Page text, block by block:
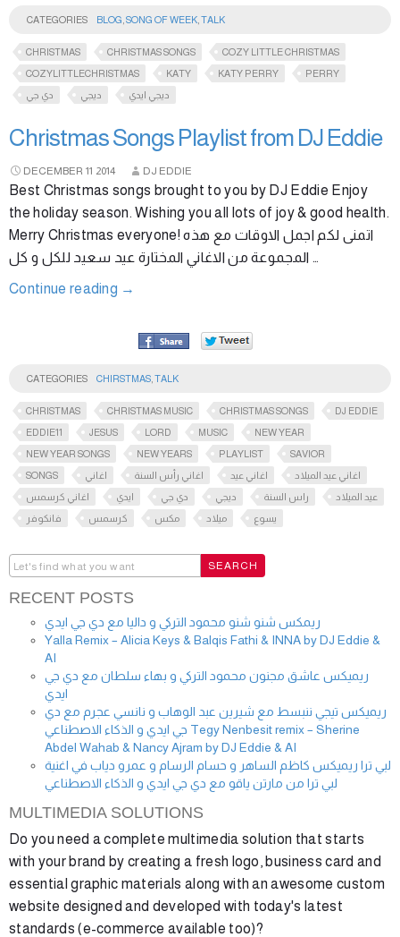
CATEGORIES BLOG SONG OF WEEK TALK
CHRISTMAS CHRISTMAS SONGS
COZY LITTLE CHRISTMAS
COZYLITTLECHRISTMAS
KATY KATY PERRY
PERRY
دي جي
ديجي ديجي ايدي
Christmas Songs Playlist from DJ Eddie
DECEMBER 11 2014 DJ EDDIE
Best Christmas songs brought to you by DJ Eddie Enjoy
the holiday season. Wishing you all lots of joy & good health.
Merry Christmas everyone! اتمنى لكم اجمل الاوقات مع هذه
المجموعة من الاغاني المختارة عيد سعيد للكل و كل …
Continue reading →
CATEGORIES CHIRSTMAS TALK
CHRISTMAS CHRISTMAS MUSIC CHRISTMAS SONGS
DJ EDDIE
EDDIE11
JESUS LORD MUSIC
NEW YEAR
NEW YEAR SONGS
NEW YEARS PLAYLIST
SAVIOR
SONGS
اغاني اغاني رأس السنة اغاني عيد
اغاني عيد الميلاد
اغاني كرسمس
ايدي دي جي ديجي راس السنة
عيد الميلاد
فانكوفر
كرسمس مكس ميلاد يسوع
RECENT POSTS
ريمكس شنو شنو محمود التركي و داليا مع دي جي ايدي
Yalla Remix – Alicia Keys & Balqis Fathi & INNA by DJ Eddie &
AI
ريميكس عاشق مجنون محمود التركي و بهاء سلطان مع دي جي
ايدي
ريميكس تيجي ننبسط مع شيرين عبد الوهاب و نانسي عجرم مع دي
جي ايدي و الذكاء الاصطناعي Tegy Nenbesit remix – Sherine
Abdel Wahab & Nancy Ajram by DJ Eddie & AI
لبي ترا ريميكس كاظم الساهر و حسام الرسام و عمرو دياب في اغنية
لبي ترا من مارتن ياقو مع دي جي ايدي و الذكاء الاصطناعي
MULTIMEDIA SOLUTIONS
Do you need a complete multimedia solution that starts
with your brand by creating a fresh logo, business card and
essential graphic materials along with an awesome custom
website designed and developed with today's latest
standards (e-commerce available too)?